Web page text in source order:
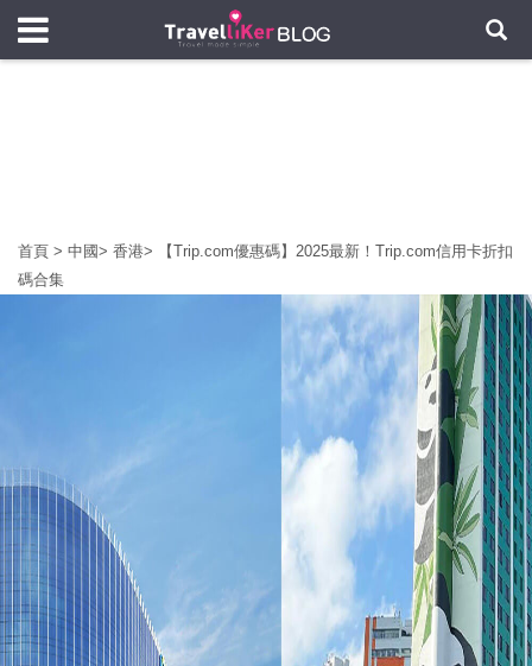
首頁 > 中國> 香港>
【Trip.com優惠碼】2025最新！Trip.com信用卡折扣
碼合集